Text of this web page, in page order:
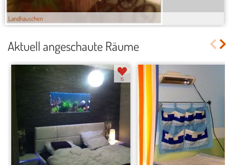
Landhäuschen
Aktuell angeschaute Räume
15